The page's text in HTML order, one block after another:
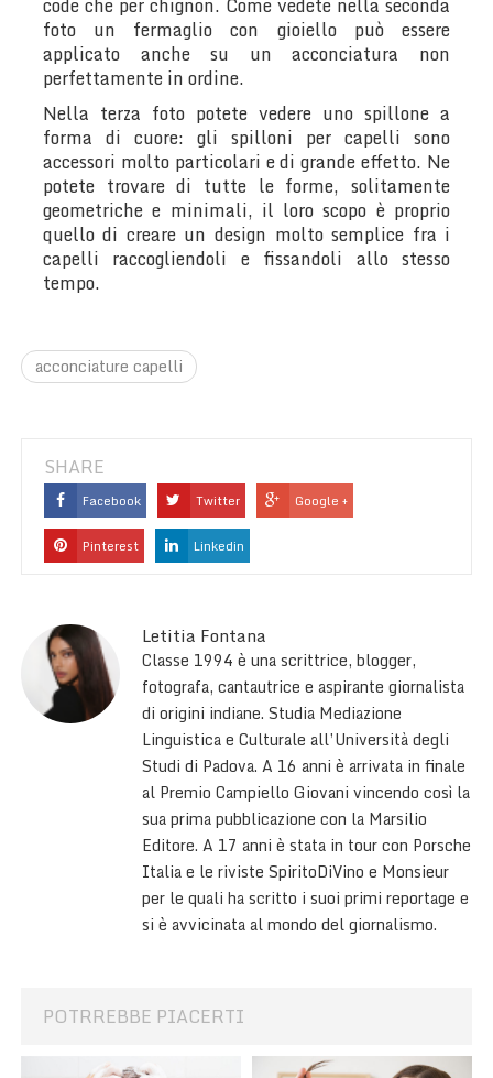
code che per chignon. Come vedete nella seconda
foto un fermaglio con gioiello può essere
applicato anche su un acconciatura non
perfettamente in ordine.
Nella terza foto potete vedere uno spillone a
forma di cuore: gli spilloni per capelli sono
accessori molto particolari e di grande effetto. Ne
potete trovare di tutte le forme, solitamente
geometriche e minimali, il loro scopo è proprio
quello di creare un design molto semplice fra i
capelli raccogliendoli e fissandoli allo stesso
tempo.
acconciature capelli
SHARE
Facebook Twitter Google +
Pinterest Linkedin
Letitia Fontana
Classe 1994 è una scrittrice, blogger,
fotografa, cantautrice e aspirante giornalista
di origini indiane. Studia Mediazione
Linguistica e Culturale all’Università degli
Studi di Padova. A 16 anni è arrivata in finale
al Premio Campiello Giovani vincendo così la
sua prima pubblicazione con la Marsilio
Editore. A 17 anni è stata in tour con Porsche
Italia e le riviste SpiritoDiVino e Monsieur
per le quali ha scritto i suoi primi reportage e
si è avvicinata al mondo del giornalismo.
POTRREBBE PIACERTI